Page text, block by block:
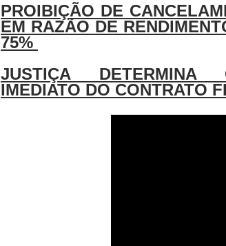
PROIBIÇÃO DE
EM RAZÃO DE
75%
JUSTIÇA DETERMINA
IMEDIATO DO CONTRATO